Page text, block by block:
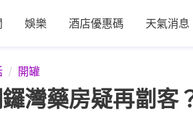
娛樂 酒店優惠碼 天氣消息
開罐
灣藥房疑再劏客